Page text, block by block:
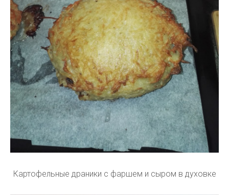
Картофельные драники с фаршем и сыром в духовке